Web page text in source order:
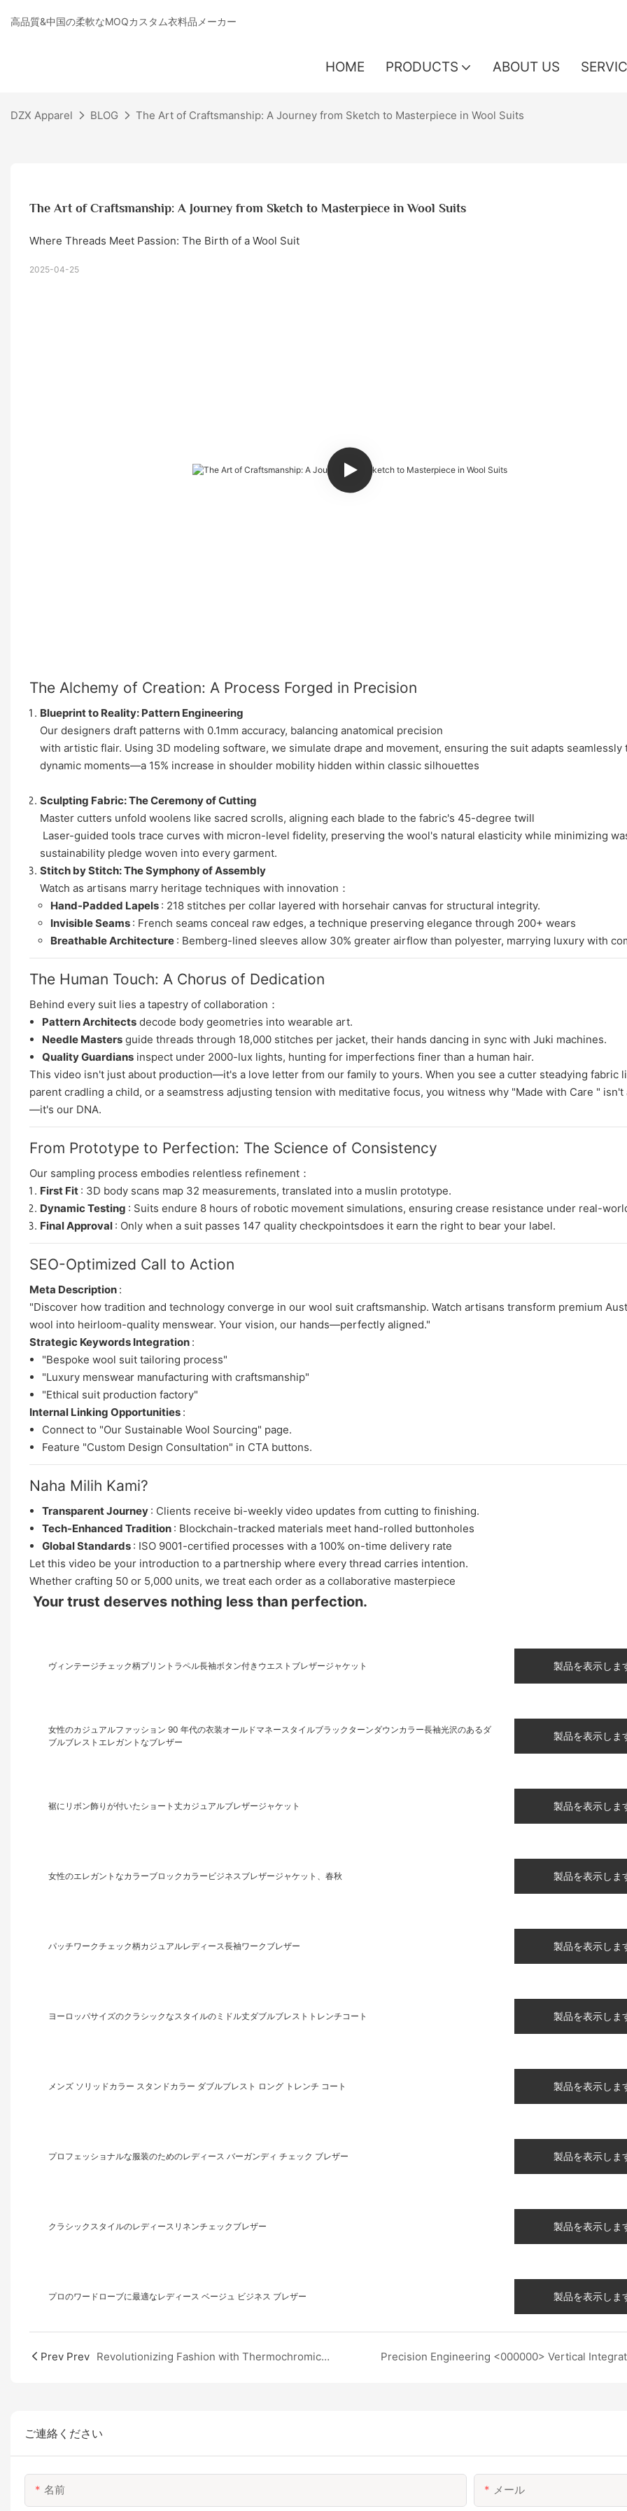
高品質&中国の柔軟なMOQカスタム衣料品メーカー
HOME PRODUCTS ABOUT US
DZX Apparel BLOG The Art of Craftsmanship: A Journey from Sketch to Masterpiece in Wool Suits
The Art of Craftsmanship: A Journey from Sketch to Masterpiece in Wool Suits
Where Threads Meet Passion: The Birth of a Wool Suit
2025-04-25
The Alchemy of Creation: A Process Forged in Precision
Blueprint to Reality: Pattern Engineering
Our designers draft patterns with 0.1mm accuracy, balancing anatomical precision
with artistic flair. Using 3D modeling software, we simulate drape and movement, ensuring the suit adapts seamlessly
dynamic moments—a 15% increase in shoulder mobility hidden within classic silhouettes
Sculpting Fabric: The Ceremony of Cutting
Master cutters unfold woolens like sacred scrolls, aligning each blade to the fabric's 45-degree twill
Laser-guided tools trace curves with micron-level fidelity, preserving the wool's natural elasticity while minimizing
sustainability pledge woven into every garment.
Stitch by Stitch: The Symphony of Assembly
Watch as artisans marry heritage techniques with innovation：
Hand-Padded Lapels : 218 stitches per collar layered with horsehair canvas for structural integrity.
Invisible Seams : French seams conceal raw edges, a technique preserving elegance through 200+ wears
Breathable Architecture : Bemberg-lined sleeves allow 30% greater airflow than polyester, marrying luxury with
The Human Touch: A Chorus of Dedication
Behind every suit lies a tapestry of collaboration：
Pattern Architects​ decode body geometries into wearable art.
Needle Masters​ guide threads through 18,000 stitches per jacket, their hands dancing in sync with Juki machines.
Quality Guardians​ inspect under 2000-lux lights, hunting for imperfections finer than a human hair.
This video isn't just about production—it's a love letter from our family to yours. When you see a cutter steadying fabric
parent cradling a child, or a seamstress adjusting tension with meditative focus, you witness why "Made with Care " isn't
—it's our DNA.
From Prototype to Perfection: The Science of Consistency
Our sampling process embodies relentless refinement：
First Fit : 3D body scans map 32 measurements, translated into a muslin prototype.
Dynamic Testing : Suits endure 8 hours of robotic movement simulations, ensuring crease resistance under real-
Final Approval : Only when a suit passes 147 quality checkpointsdoes it earn the right to bear your label.
SEO-Optimized Call to Action
Meta Description :
"Discover how tradition and technology converge in our wool suit craftsmanship. Watch artisans transform premium
wool into heirloom-quality menswear. Your vision, our hands—perfectly aligned."
Strategic Keywords Integration :
"Bespoke wool suit tailoring process"
"Luxury menswear manufacturing with craftsmanship"
"Ethical suit production factory"
Internal Linking Opportunities :
Connect to "Our Sustainable Wool Sourcing" page.
Feature "Custom Design Consultation" in CTA buttons.
Naha Milih Kami?
Transparent Journey : Clients receive bi-weekly video updates from cutting to finishing.
Tech-Enhanced Tradition : Blockchain-tracked materials meet hand-rolled buttonholes
Global Standards : ISO 9001-certified processes with a 100% on-time delivery rate
Let this video be your introduction to a partnership where every thread carries intention.
Whether crafting 50 or 5,000 units, we treat each order as a collaborative masterpiece
Your trust deserves nothing less than perfection.
ヴィンテージチェック柄プリントラペル長袖ボタン付きウエストブレザージャケット 製品を表示しま
女性のカジュアルファッション 90 年代の衣装オールドマネースタイルブラックターンダウンカラー長袖光沢のあるダ
ブルブレストエレガントなブレザー
製品を表示しま
裾にリボン飾りが付いたショート丈カジュアルブレザージャケット 製品を表示しま
女性のエレガントなカラーブロックカラービジネスブレザージャケット、春秋 製品を表示しま
パッチワークチェック柄カジュアルレディース長袖ワークブレザー 製品を表示しま
ヨーロッパサイズのクラシックなスタイルのミドル丈ダブルブレストトレンチコート 製品を表示しま
メンズ ソリッドカラー スタンドカラー ダブルブレスト ロング トレンチ コート 製品を表示しま
プロフェッショナルな服装のためのレディース バーガンディ チェック ブレザー 製品を表示しま
クラシックスタイルのレディースリネンチェックブレザー 製品を表示しま
プロのワードローブに最適なレディース ベージュ ビジネス ブレザー 製品を表示しま
Prev Prev Revolutionizing Fashion with Thermochromic Technology: Smart Fabrics That React to Temperature​ Precision Engineering <000000> Vertical
ご連絡ください
名前 メール